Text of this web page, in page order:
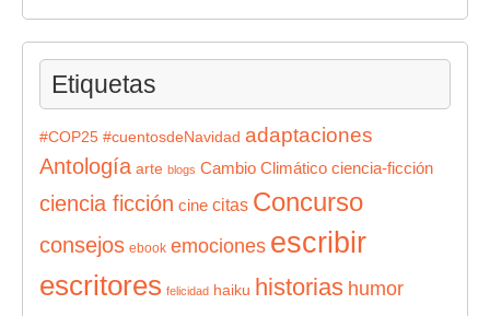
Etiquetas
#COP25 #cuentosdeNavidad adaptaciones
Antología arte blogs Cambio Climático ciencia-ficción
ciencia ficción cine citas Concurso
consejos ebook emociones escribir
escritores felicidad haiku historias humor